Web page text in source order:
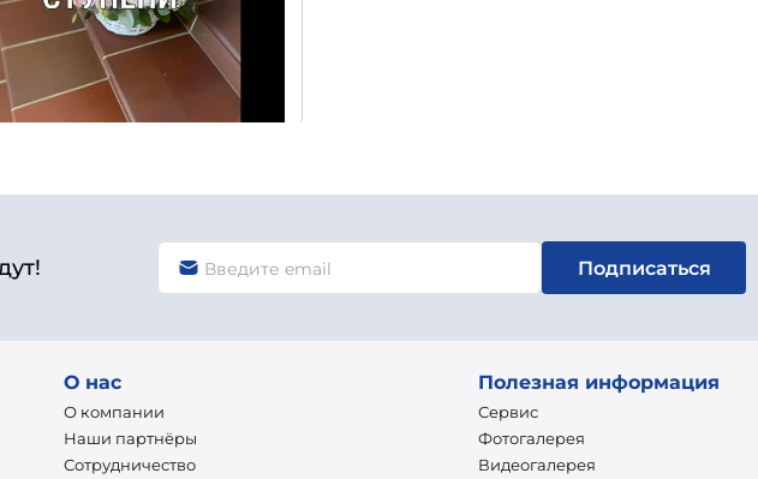
Подписаться
О нас
О компании
Наши партнёры
Сотрудничество
Полезная информация
Сервис
Фотогалерея
Видеогалерея